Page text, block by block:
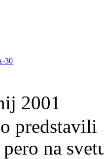
30
2001
predstavili
na